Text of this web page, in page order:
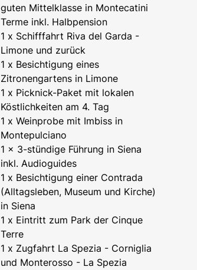
guten Mittelklasse in Montecatini
Terme inkl. Halbpension
1 x Schifffahrt Riva del Garda -
Limone und zurück
1 x Besichtigung eines
Zitronengartens in Limone
1 x Picknick-Paket mit lokalen
Köstlichkeiten am 4. Tag
1 x Weinprobe mit Imbiss in
Montepulciano
1 x 3-stündige Führung in Siena
inkl. Audioguides
1 x Besichtigung einer Contrada
(Alltagsleben, Museum und Kirche)
in Siena
1 x Eintritt zum Park der Cinque
Terre
1 x Zugfahrt La Spezia - Corniglia
und Monterosso - La Spezia